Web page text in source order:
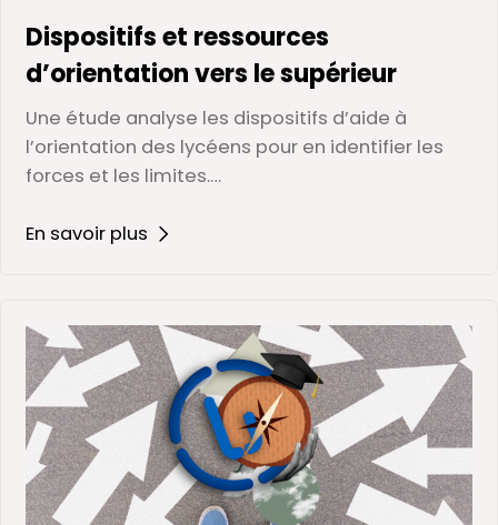
Dispositifs et ressources
d’orientation vers le supérieur
Une étude analyse les dispositifs d’aide à
l’orientation des lycéens pour en identifier les
forces et les limites.…
En savoir plus